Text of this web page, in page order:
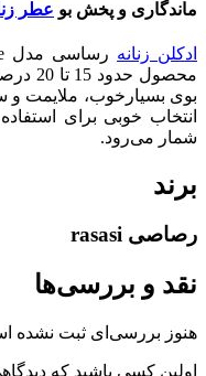
ماندگاری و پخش بو عطر
ادکلن زنانه
انتخاب خوبی برای
شمار می‌رود.
برند
رصاصی rasasi
نقد و بررسی‌ها
هنوز بررسی‌ای ثبت نشده
اولین کسی باشید که